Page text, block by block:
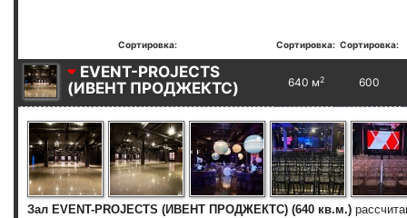
Сортировка: Сортировка: Сортировка:
EVENT-PROJECTS
(ИВЕНТ ПРОДЖЕКТС)
640 м2 600
Зал EVENT-PROJECTS (ИВЕНТ ПРОДЖЕКТС) (640 кв.м.)